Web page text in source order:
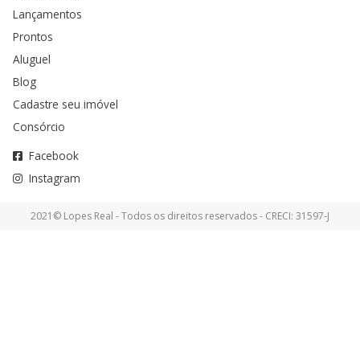
Lançamentos
Prontos
Aluguel
Blog
Cadastre seu imóvel
Consórcio
Facebook
Instagram
2021© Lopes Real - Todos os direitos reservados - CRECI: 31597-J